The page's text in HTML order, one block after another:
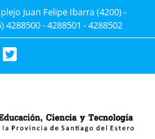
Juan Felipe Ibarra (4200) -
4288500 - 4288501 - 4288502
Twitter